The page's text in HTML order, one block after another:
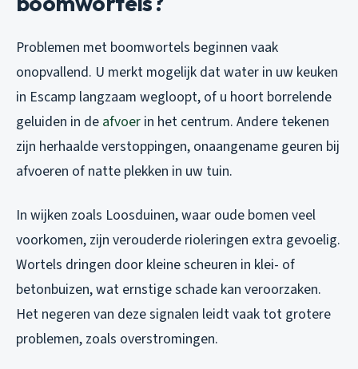
Problemen met boomwortels beginnen vaak
onopvallend. U merkt mogelijk dat water in uw keuken
in Escamp langzaam wegloopt, of u hoort borrelende
geluiden in de afvoer in het centrum. Andere tekenen
zijn herhaalde verstoppingen, onaangename geuren bij
afvoeren of natte plekken in uw tuin.
In wijken zoals Loosduinen, waar oude bomen veel
voorkomen, zijn verouderde rioleringen extra gevoelig.
Wortels dringen door kleine scheuren in klei- of
betonbuizen, wat ernstige schade kan veroorzaken.
Het negeren van deze signalen leidt vaak tot grotere
problemen, zoals overstromingen.